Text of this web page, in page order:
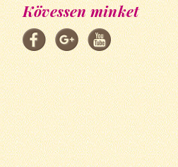
Kövessen minket